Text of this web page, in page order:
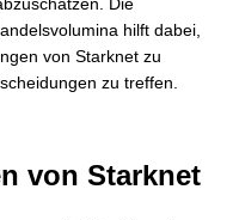
hilft dabei,
von Starknet zu
zu treffen.
von Starknet